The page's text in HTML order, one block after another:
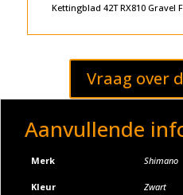
Kettingblad 42T RX810 Gravel
Vraag over
Aanvullende
Merk Shimano
Kleur Zwart